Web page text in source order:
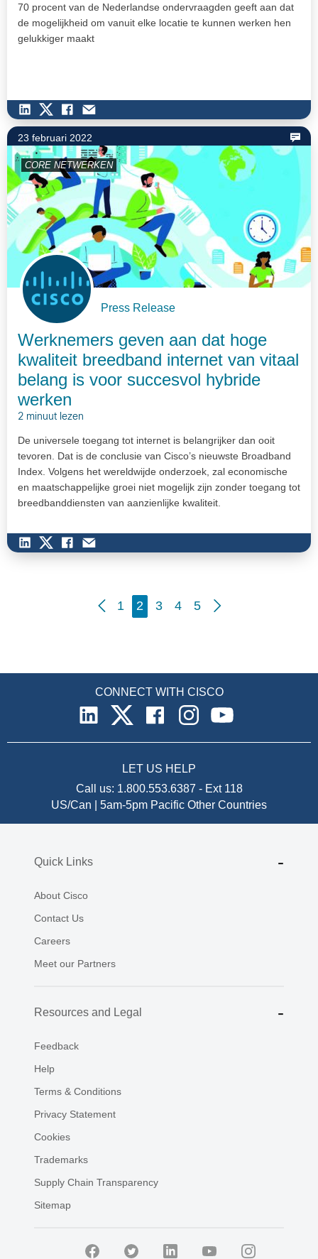
70 procent van de Nederlandse ondervraagden geeft aan dat
de mogelijkheid om vanuit elke locatie te kunnen werken hen
gelukkiger maakt
23 februari 2022
CORE NETWERKEN
Press Release
Werknemers geven aan dat hoge
kwaliteit breedband internet van vitaal
belang is voor succesvol hybride
werken
2 minuut lezen
De universele toegang tot internet is belangrijker dan ooit
tevoren. Dat is de conclusie van Cisco’s nieuwste Broadband
Index. Volgens het wereldwijde onderzoek, zal economische
en maatschappelijke groei niet mogelijk zijn zonder toegang tot
breedbanddiensten van aanzienlijke kwaliteit.
1 2 3 4 5
CONNECT WITH CISCO
LET US HELP
Call us: 1.800.553.6387 - Ext 118
US/Can | 5am-5pm Pacific Other Countries